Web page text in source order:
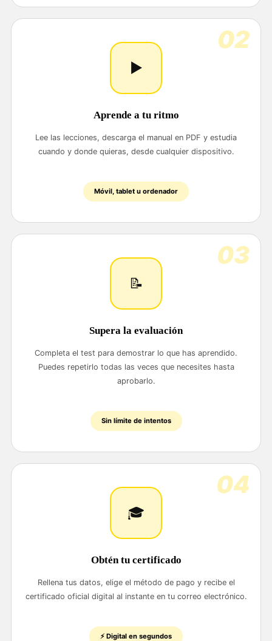
02
▶️
Aprende a tu ritmo
Lee las lecciones, descarga el manual en PDF y estudia
cuando y donde quieras, desde cualquier dispositivo.
Móvil, tablet u ordenador
03
📝
Supera la evaluación
Completa el test para demostrar lo que has aprendido.
Puedes repetirlo todas las veces que necesites hasta
aprobarlo.
Sin límite de intentos
04
🎓
Obtén tu certificado
Rellena tus datos, elige el método de pago y recibe el
certificado oficial digital al instante en tu correo electrónico.
⚡ Digital en segundos